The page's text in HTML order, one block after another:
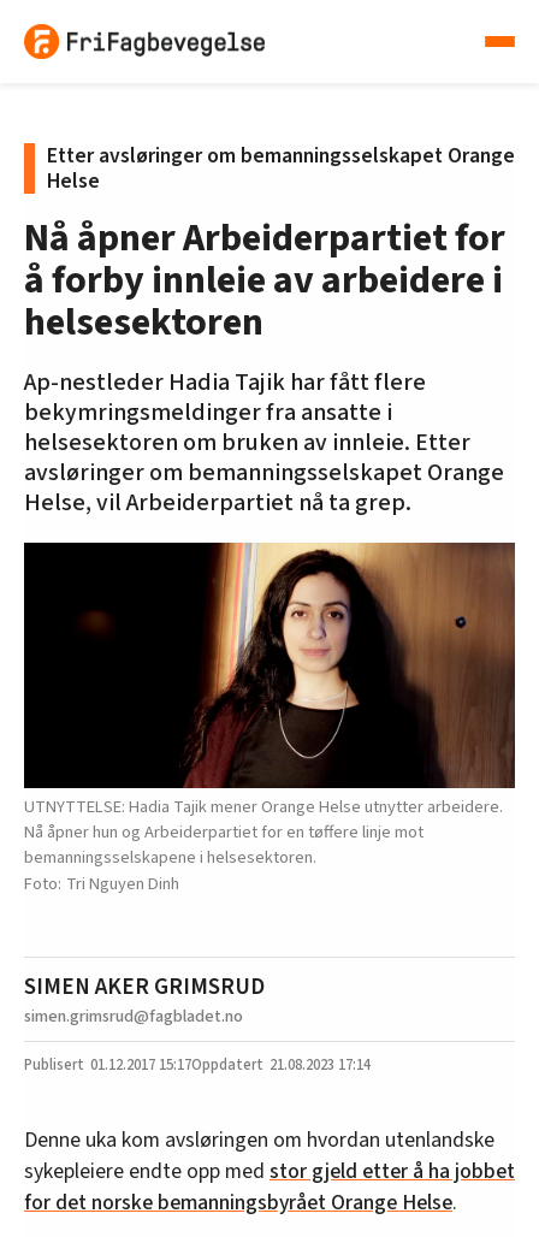
Etter avsløringer om bemanningsselskapet Orange
Helse
Nå åpner Arbeiderpartiet for
å forby innleie av arbeidere i
helsesektoren
Ap-nestleder Hadia Tajik har fått flere
bekymringsmeldinger fra ansatte i
helsesektoren om bruken av innleie. Etter
avsløringer om bemanningsselskapet Orange
Helse, vil Arbeiderpartiet nå ta grep.
UTNYTTELSE: Hadia Tajik mener Orange Helse utnytter arbeidere.
Nå åpner hun og Arbeiderpartiet for en tøffere linje mot
bemanningsselskapene i helsesektoren.
Tri Nguyen Dinh
SIMEN AKER GRIMSRUD
simen.grimsrud@fagbladet.no
01.12.2017 15:17 21.08.2023 17:14
Denne uka kom avsløringen om hvordan utenlandske
sykepleiere endte opp med stor gjeld etter å ha jobbet
for det norske bemanningsbyrået Orange Helse.